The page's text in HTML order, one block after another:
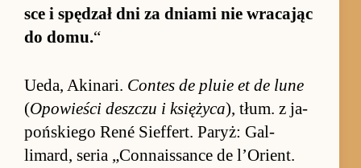
sce i spędzał dni za dniami nie wraca­jąc
do do­mu.“
Ueda, Aki­na­ri. Con­tes de pluie et de lune
(Opo­wie­ści desz­czu i księ­życa), tłum. z ja­
poń­skiego René Sief­fert. Pa­ryż: Gal­
limard, se­ria „Con­na­is­sance de l’Orient.